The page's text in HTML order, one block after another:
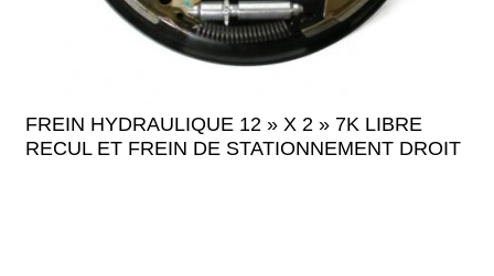
FREIN HYDRAULIQUE 12 » X 2 » 7K LIBRE
RECUL ET FREIN DE STATIONNEMENT DROIT